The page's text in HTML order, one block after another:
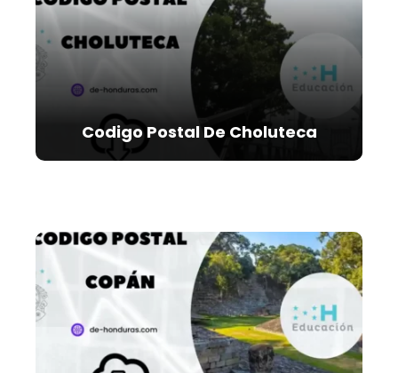
Codigo Postal De Choluteca